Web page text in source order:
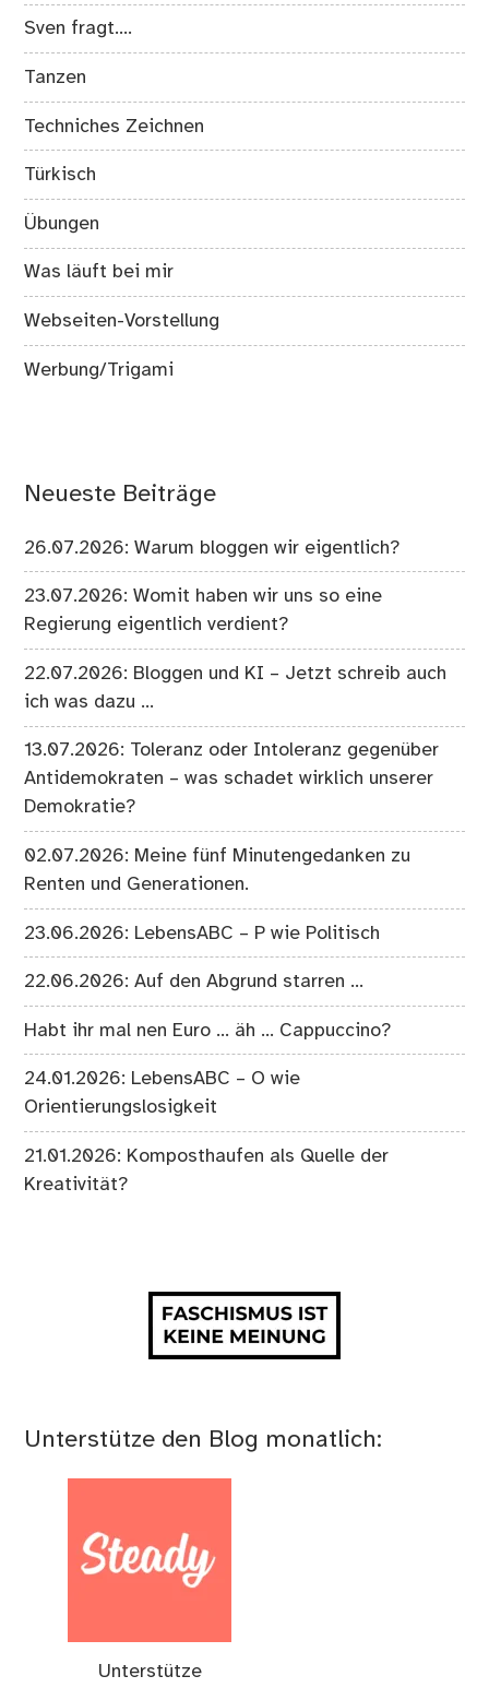
Sven fragt….
Tanzen
Techniches Zeichnen
Türkisch
Übungen
Was läuft bei mir
Webseiten-Vorstellung
Werbung/Trigami
Neueste Beiträge
26.07.2026: Warum bloggen wir eigentlich?
23.07.2026: Womit haben wir uns so eine
Regierung eigentlich verdient?
22.07.2026: Bloggen und KI – Jetzt schreib auch
ich was dazu …
13.07.2026: Toleranz oder Intoleranz gegenüber
Antidemokraten – was schadet wirklich unserer
Demokratie?
02.07.2026: Meine fünf Minutengedanken zu
Renten und Generationen.
23.06.2026: LebensABC – P wie Politisch
22.06.2026: Auf den Abgrund starren …
Habt ihr mal nen Euro … äh … Cappuccino?
24.01.2026: LebensABC – O wie
Orientierungslosigkeit
21.01.2026: Komposthaufen als Quelle der
Kreativität?
Unterstütze den Blog monatlich:
Unterstütze